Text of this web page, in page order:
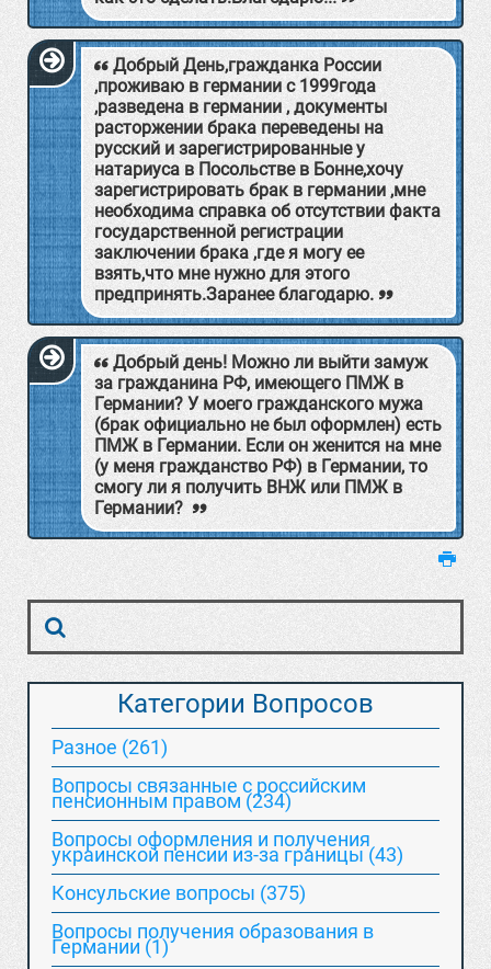
Добрый День,гражданка России
,проживаю в германии с 1999года
,разведена в германии , документы
расторжении брака переведены на
русский и зарегистрированные у
натариуса в Посольстве в Бонне,хочу
зарегистрировать брак в германии ,мне
необходима справка об отсутствии факта
государственной регистрации
заключении брака ,где я могу ее
взять,что мне нужно для этого
предпринять.Заранее благодарю.
Добрый день! Можно ли выйти замуж
за гражданина РФ, имеющего ПМЖ в
Германии? У моего гражданского мужа
(брак официально не был оформлен) есть
ПМЖ в Германии. Если он женится на мне
(у меня гражданство РФ) в Германии, то
смогу ли я получить ВНЖ или ПМЖ в
Германии?
Категории Вопросов
Разное (261)
Вопросы связанные с российским
пенсионным правом (234)
Вопросы оформления и получения
украинской пенсии из-за границы (43)
Консульские вопросы (375)
Вопросы получения образования в
Германии (1)